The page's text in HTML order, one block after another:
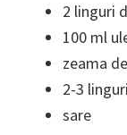
2 linguri
100 ml
zeama
2-3
sare